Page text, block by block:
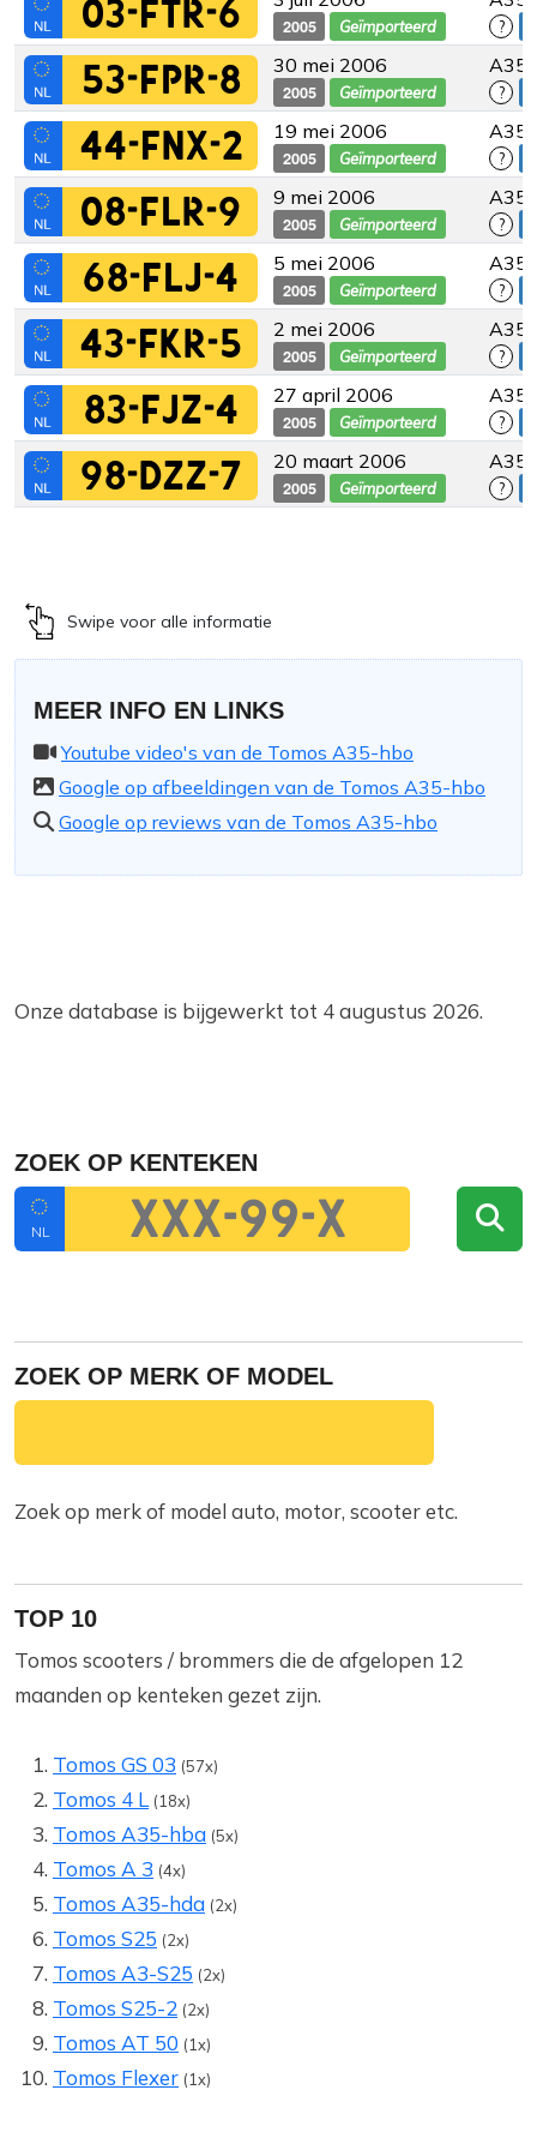
03-FTR-6 2005 Geïmporteerd ?
53-FPR-8 30 mei 2006
2005 Geïmporteerd ?
44-FNX-2 19 mei 2006
2005 Geïmporteerd ?
08-FLR-9 9 mei 2006
2005 Geïmporteerd ?
68-FLJ-4 5 mei 2006
2005 Geïmporteerd ?
43-FKR-5 2 mei 2006
2005 Geïmporteerd ?
83-FJZ-4 27 april 2006
2005 Geïmporteerd ?
98-DZZ-7 20 maart 2006
2005 Geïmporteerd ?
Swipe voor alle informatie
MEER INFO EN LINKS
Youtube video's van de Tomos A35-hbo
Google op afbeeldingen van de Tomos A35-hbo
Google op reviews van de Tomos A35-hbo
Onze database is bijgewerkt tot 4 augustus 2026.
ZOEK OP KENTEKEN
NL
ZOEK OP MERK OF MODEL
Zoek op merk of model auto, motor, scooter etc.
TOP 10
Tomos scooters / brommers die de afgelopen 12
maanden op kenteken gezet zijn.
Tomos GS 03 (57x)
Tomos 4 L (18x)
Tomos A35-hba (5x)
Tomos A 3 (4x)
Tomos A35-hda (2x)
Tomos S25 (2x)
Tomos A3-S25 (2x)
Tomos S25-2 (2x)
Tomos AT 50 (1x)
Tomos Flexer (1x)